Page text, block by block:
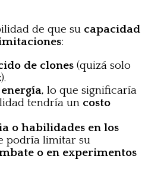
de que su capacidad
:
de clones (quizá solo
).
, lo que significaría
tendría un costo
o habilidades en los
podría limitar su
o en experimentos